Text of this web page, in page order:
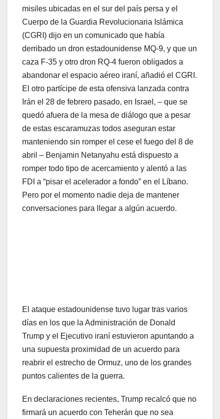
misiles ubicadas en el sur del país persa y el
Cuerpo de la Guardia Revolucionaria Islámica
(CGRI) dijo en un comunicado que había
derribado un dron estadounidense MQ-9, y que un
caza F-35 y otro dron RQ-4 fueron obligados a
abandonar el espacio aéreo iraní, añadió el CGRI.
El otro partícipe de esta ofensiva lanzada contra
Irán el 28 de febrero pasado, en Israel, – que se
quedó afuera de la mesa de diálogo que a pesar
de estas escaramuzas todos aseguran estar
manteniendo sin romper el cese el fuego del 8 de
abril – Benjamin Netanyahu está dispuesto a
romper todo tipo de acercamiento y alentó a las
FDI a “pisar el acelerador a fondo” en el Líbano.
Pero por el momento nadie deja de mantener
conversaciones para llegar a algún acuerdo.
El ataque estadounidense tuvo lugar tras varios
días en los que la Administración de Donald
Trump y el Ejecutivo iraní estuvieron apuntando a
una supuesta proximidad de un acuerdo para
reabrir el estrecho de Ormuz, uno de los grandes
puntos calientes de la guerra.
En declaraciones recientes, Trump recalcó que no
firmará un acuerdo con Teherán que no sea